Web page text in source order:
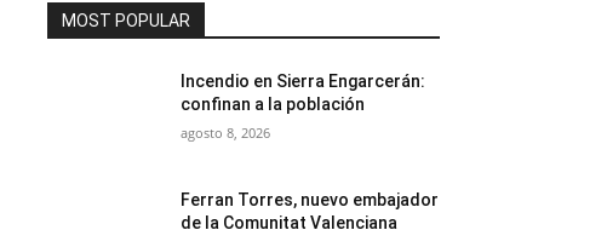
MOST POPULAR
Incendio en Sierra Engarcerán:
confinan a la población
agosto 8, 2026
Ferran Torres, nuevo embajador
de la Comunitat Valenciana